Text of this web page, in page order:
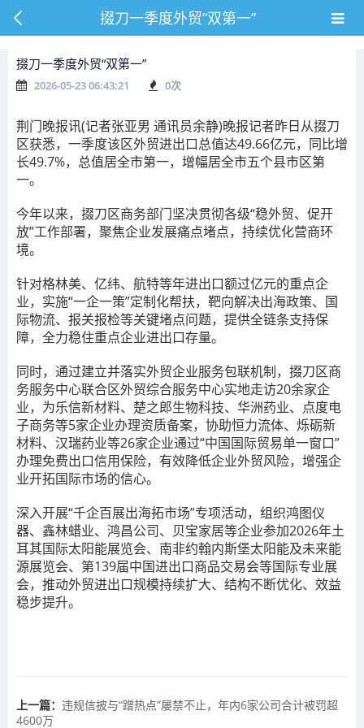
掇刀一季度外贸“双第一”
掇刀一季度外贸“双第一”
2026-05-23 06:43:21 0次
荆门晚报讯(记者张亚男 通讯员余静)晚报记者昨日从掇刀
区获悉，一季度该区外贸进出口总值达49.66亿元，同比增
长49.7%，总值居全市第一，增幅居全市五个县市区第
一。
今年以来，掇刀区商务部门坚决贯彻各级“稳外贸、促开
放”工作部署，聚焦企业发展痛点堵点，持续优化营商环
境。
针对格林美、亿纬、航特等年进出口额过亿元的重点企
业，实施“一企一策”定制化帮扶，靶向解决出海政策、国
际物流、报关报检等关键堵点问题，提供全链条支持保
障，全力稳住重点企业进出口存量。
同时，通过建立并落实外贸企业服务包联机制，掇刀区商
务服务中心联合区外贸综合服务中心实地走访20余家企
业，为乐信新材料、楚之郎生物科技、华洲药业、点度电
子商务等5家企业办理资质备案，协助恒力流体、烁砺新
材料、汉瑞药业等26家企业通过“中国国际贸易单一窗口”
办理免费出口信用保险，有效降低企业外贸风险，增强企
业开拓国际市场的信心。
深入开展“千企百展出海拓市场”专项活动，组织鸿图仪
器、鑫林蜡业、鸿昌公司、贝宝家居等企业参加2026年土
耳其国际太阳能展览会、南非约翰内斯堡太阳能及未来能
源展览会、第139届中国进出口商品交易会等国际专业展
会，推动外贸进出口规模持续扩大、结构不断优化、效益
稳步提升。
上一篇： 违规信披与“蹭热点”屡禁不止，年内6家公司合计被罚超
4600万